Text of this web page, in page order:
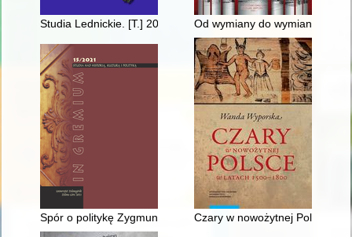
Studia Lednickie. [T.] 20 (2021)Od wymiany do wymiany :
Spór o politykę Zygmunta III wobec Szwecji w latach 1621-
Czary w nowożytnej Polsce w